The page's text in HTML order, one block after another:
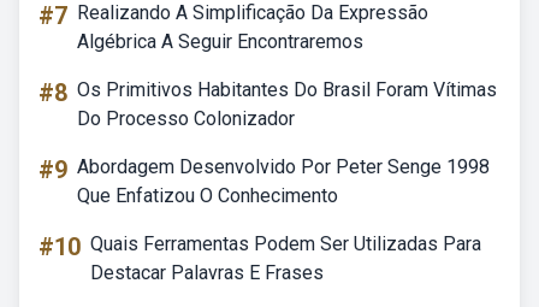
#7 Realizando A Simplificação Da Expressão
Algébrica A Seguir Encontraremos
#8 Os Primitivos Habitantes Do Brasil Foram Vítimas
Do Processo Colonizador
#9 Abordagem Desenvolvido Por Peter Senge 1998
Que Enfatizou O Conhecimento
#10 Quais Ferramentas Podem Ser Utilizadas Para
Destacar Palavras E Frases